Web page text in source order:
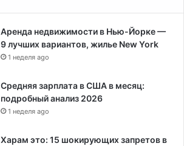
Аренда недвижимости в Нью-Йорке —
9 лучших вариантов, жилье New York
1 неделя ago
Средняя зарплата в США в месяц:
подробный анализ 2026
1 неделя ago
Харам это: 15 шокирующих запретов в